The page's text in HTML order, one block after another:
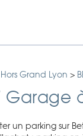
Grand Lyon >
un parking sur